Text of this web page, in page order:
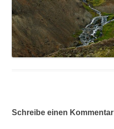
Schreibe einen Kommentar